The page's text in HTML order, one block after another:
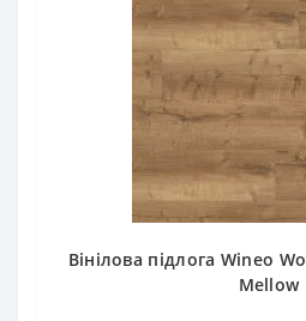
Вінілова підлога Wineo
Mellow